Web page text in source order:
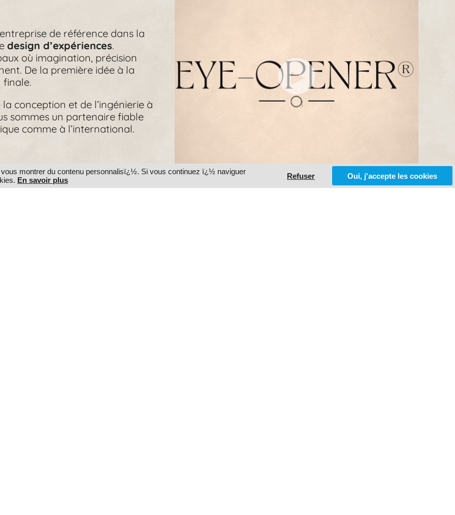
de référence dans la
design d’expériences.
où imagination, précision
De la première idée à la
finale.
conception et de l’ingénierie à
sommes un partenaire fiable
comme à l’international.
montrer du contenu personnalisï¿½. Si vous continuez ï¿½ naviguer
En savoir plus Refuser Oui, j'accepte les cookies